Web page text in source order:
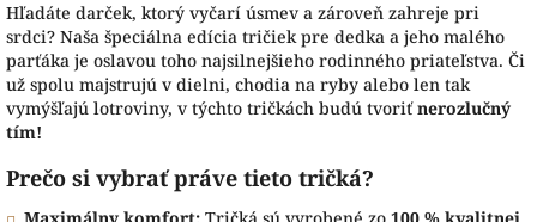
Hľadáte darček, ktorý vyčarí úsmev a zároveň zahreje pri
srdci? Naša špeciálna edícia tričiek pre dedka a jeho malého
parťáka je oslavou toho najsilnejšieho rodinného priateľstva. Či
už spolu majstrujú v dielni, chodia na ryby alebo len tak
vymýšľajú lotroviny, v týchto tričkách budú tvoriťnerozlučný
tím!
Prečo si vybrať práve tieto tričká?